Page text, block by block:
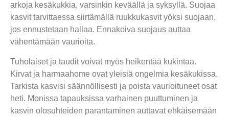
arkoja kesäkukkia, varsinkin keväällä ja syksyllä. Suojaa
kasvit tarvittaessa siirtämällä ruukkukasvit yöksi suojaan,
jos ennustetaan hallaa. Ennakoiva suojaus auttaa
vähentämään vaurioita.
Tuholaiset ja taudit voivat myös heikentää kukintaa.
Kirvat ja harmaahome ovat yleisiä ongelmia kesäkukissa.
Tarkista kasvisi säännöllisesti ja poista vaurioituneet osat
heti. Monissa tapauksissa varhainen puuttuminen ja
kasvin olosuhteiden parantaminen auttavat ehkäisemään